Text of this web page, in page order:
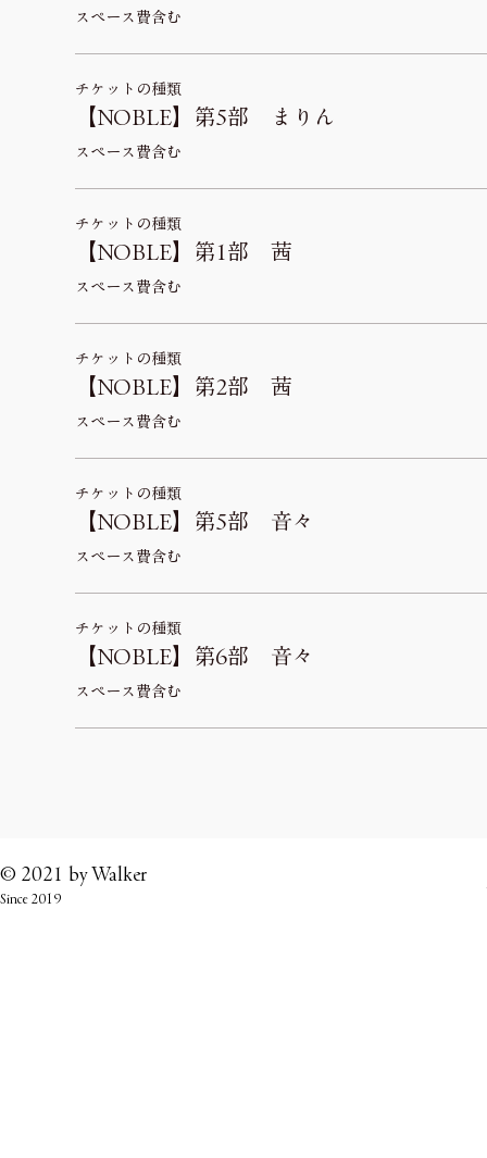
スペース費含む
チケットの種類
【NOBLE】第5部 まりん
スペース費含む
チケットの種類
【NOBLE】第1部 茜
スペース費含む
チケットの種類
【NOBLE】第2部 茜
スペース費含む
チケットの種類
【NOBLE】第5部 音々
スペース費含む
チケットの種類
【NOBLE】第6部 音々
スペース費含む
© 2021 byWalker
Since 2019